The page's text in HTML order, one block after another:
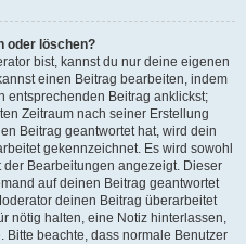
oder löschen?
bist, kannst du nur deine eigenen
einen Beitrag bearbeiten, indem
entsprechenden Beitrag anklickst;
Zeitraum nach seiner Erstellung
Beitrag geantwortet hat, wird dein
gekennzeichnet. Es wird sowohl
Bearbeitungen angezeigt. Dieser
auf deinen Beitrag geantwortet
deinen Beitrag überarbeitet
nötig halten, eine Notiz hinterlassen,
beachte, dass normale Benutzer